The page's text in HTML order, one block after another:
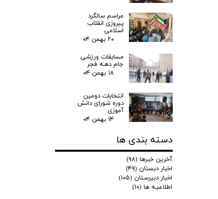
مراسم سالگرد
پیروزی انقلاب
اسلامی
۲۰ بهمن ۰۴
مسابقات ورزشی
جام دهـه فجر
۱۸ بهمن ۰۴
انتخابات دومین
دوره شورای دانش
آموزی
۱۴ بهمن ۰۴
دسته بندی ها
آخرین خبرها (۹۸)
اخبار دبستان (۴۹)
اخبار دبیرستان (۱۰۵)
اطلاعیـه ها (۱۰)